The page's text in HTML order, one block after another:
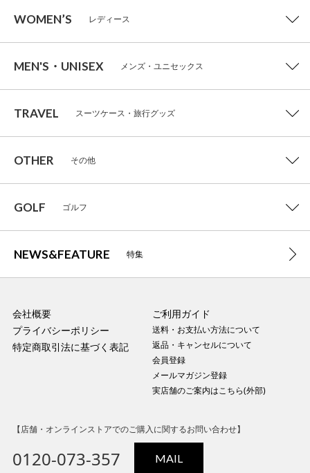
WOMEN’S レディース
MEN'S・UNISEX メンズ・ユニセックス
TRAVEL スーツケース・旅行グッズ
OTHER その他
GOLF ゴルフ
NEWS&FEATURE 特集
会社概要
プライバシーポリシー
特定商取引法に基づく表記
ご利用ガイド
送料・お支払い方法について
返品・キャンセルについて
会員登録
メールマガジン登録
実店舗のご案内はこちら(外部)
【店舗・オンラインストアでのご購入に関するお問い合わせ】
0120-073-357 MAIL